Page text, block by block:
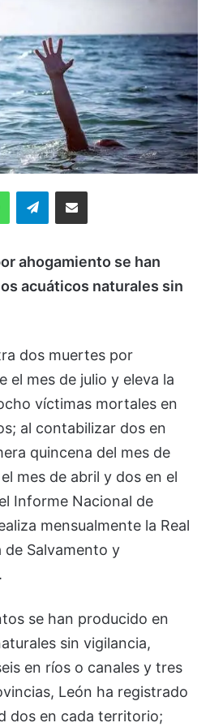
WhatsAppTelegramCompartir via Email
ahogamiento se han
acuáticos naturales sin
dos muertes por
el mes de julio y eleva la
víctimas mortales en
al contabilizar dos en
quincena del mes de
mes de abril y dos en el
Informe Nacional de
mensualmente la Real
de Salvamento y
se han producido en
sin vigilancia,
en ríos o canales y tres
León ha registrado
dos en cada territorio;